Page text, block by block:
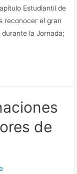
Estudiantil de
reconocer el gran
la Jornada;
de